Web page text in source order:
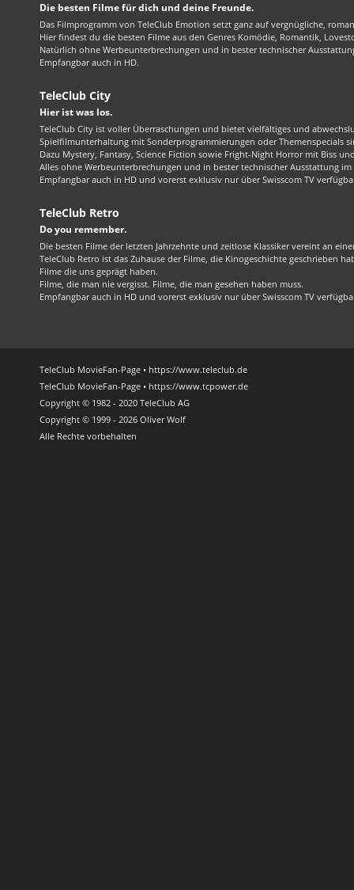
Die besten Filme für dich und deine Freunde.
Das Filmprogramm von TeleClub Emotion setzt ganz auf vergnügliche,
Hier findest du die besten Filme aus den Genres Komödie, Romantik,
Natürlich ohne Werbeunterbrechungen und in bester technischer
Empfangbar auch in HD.
TeleClub City
Hier ist was los.
TeleClub City ist voller Überraschungen und bietet vielfältiges und
Spielfilmunterhaltung mit Sonderprogrammierungen oder Themenspecials
Dazu Mystery, Fantasy, Science Fiction sowie Fright-Night Horror mit Biss
Alles ohne Werbeunterbrechungen und in bester technischer Ausstattung
Empfangbar auch in HD und vorerst exklusiv nur über Swisscom TV
TeleClub Retro
Do you remember.
Die besten Filme der letzten Jahrzehnte und zeitlose Klassiker vereint an
TeleClub Retro ist das Zuhause der Filme, die Kinogeschichte geschrieben
Filme die uns geprägt haben.
Filme, die man nie vergisst. Filme, die man gesehen haben muss.
Empfangbar auch in HD und vorerst exklusiv nur über Swisscom TV
TeleClub MovieFan-Page • https://www.teleclub.de
TeleClub MovieFan-Page • https://www.tcpower.de
Copyright © 1982 - 2020 TeleClub AG
Copyright © 1999 - 2026 Oliver Wolf
Alle Rechte vorbehalten